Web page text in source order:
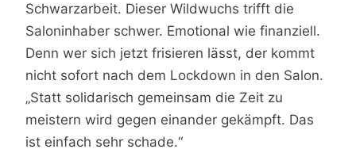
Schwarzarbeit. Dieser Wildwuchs trifft die
Saloninhaber schwer. Emotional wie finanziell.
Denn wer sich jetzt frisieren lässt, der kommt
nicht sofort nach dem Lockdown in den Salon.
„Statt solidarisch gemeinsam die Zeit zu
meistern wird gegen einander gekämpft. Das
ist einfach sehr schade.“